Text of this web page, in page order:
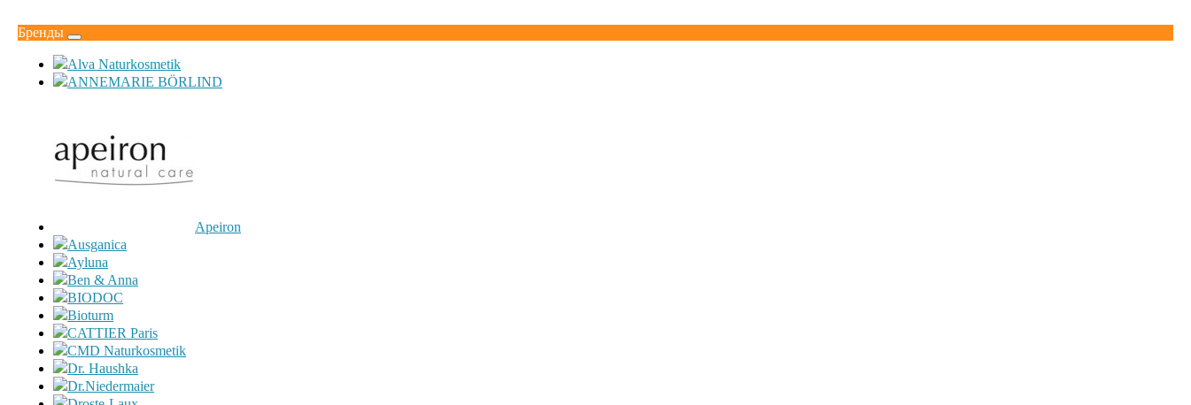
Бренды
Alva Naturkosmetik
ANNEMARIE BÖRLIND
Apeiron
Ausganica
Ayluna
Ben & Anna
BIODOC
Bioturm
CATTIER Paris
CMD Naturkosmetik
Dr. Haushka
Dr.Niedermaier